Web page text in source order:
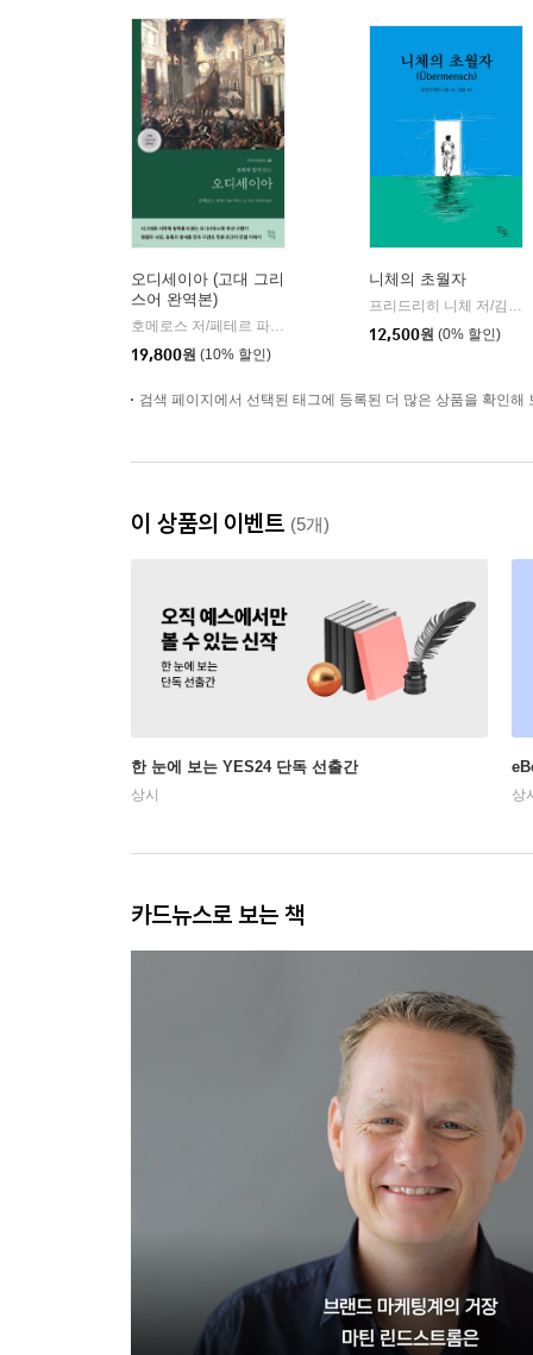
오디세이아 (고대 그리
스어 완역본)
| 현대지성
19,800원 (10% 할인)
니체의 초월자
12,500원 (0% 할인)
검색 페이지에서 선택된 태그에 등록된 더 많은 상품을 확인해
이 상품의 이벤트 (5개)
한 눈에 보는 YES24 단독 선출간
상시 상
카드뉴스로 보는 책